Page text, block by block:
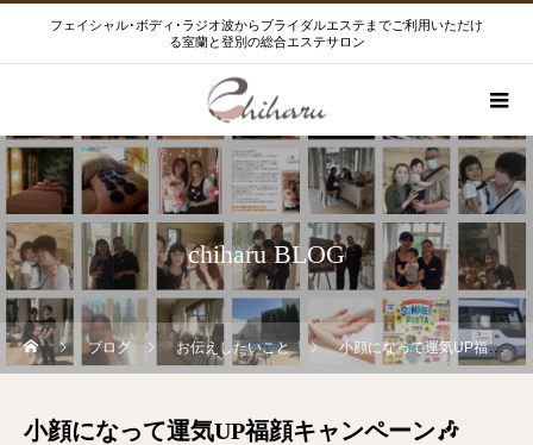
フェイシャル･ボディ･ラジオ波からブライダルエステまでご利用いただけ
る室蘭と登別の総合エステサロン
chiharu BLOG
ブログ お伝えしたいこと 小顔になって運気UP福顔キャンペーン🎶
小顔になって運気UP福顔キャンペーン🎶